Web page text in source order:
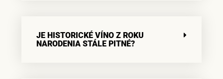
JE HISTORICKÉ VÍNO Z ROKU
NARODENIA STÁLE PITNÉ?